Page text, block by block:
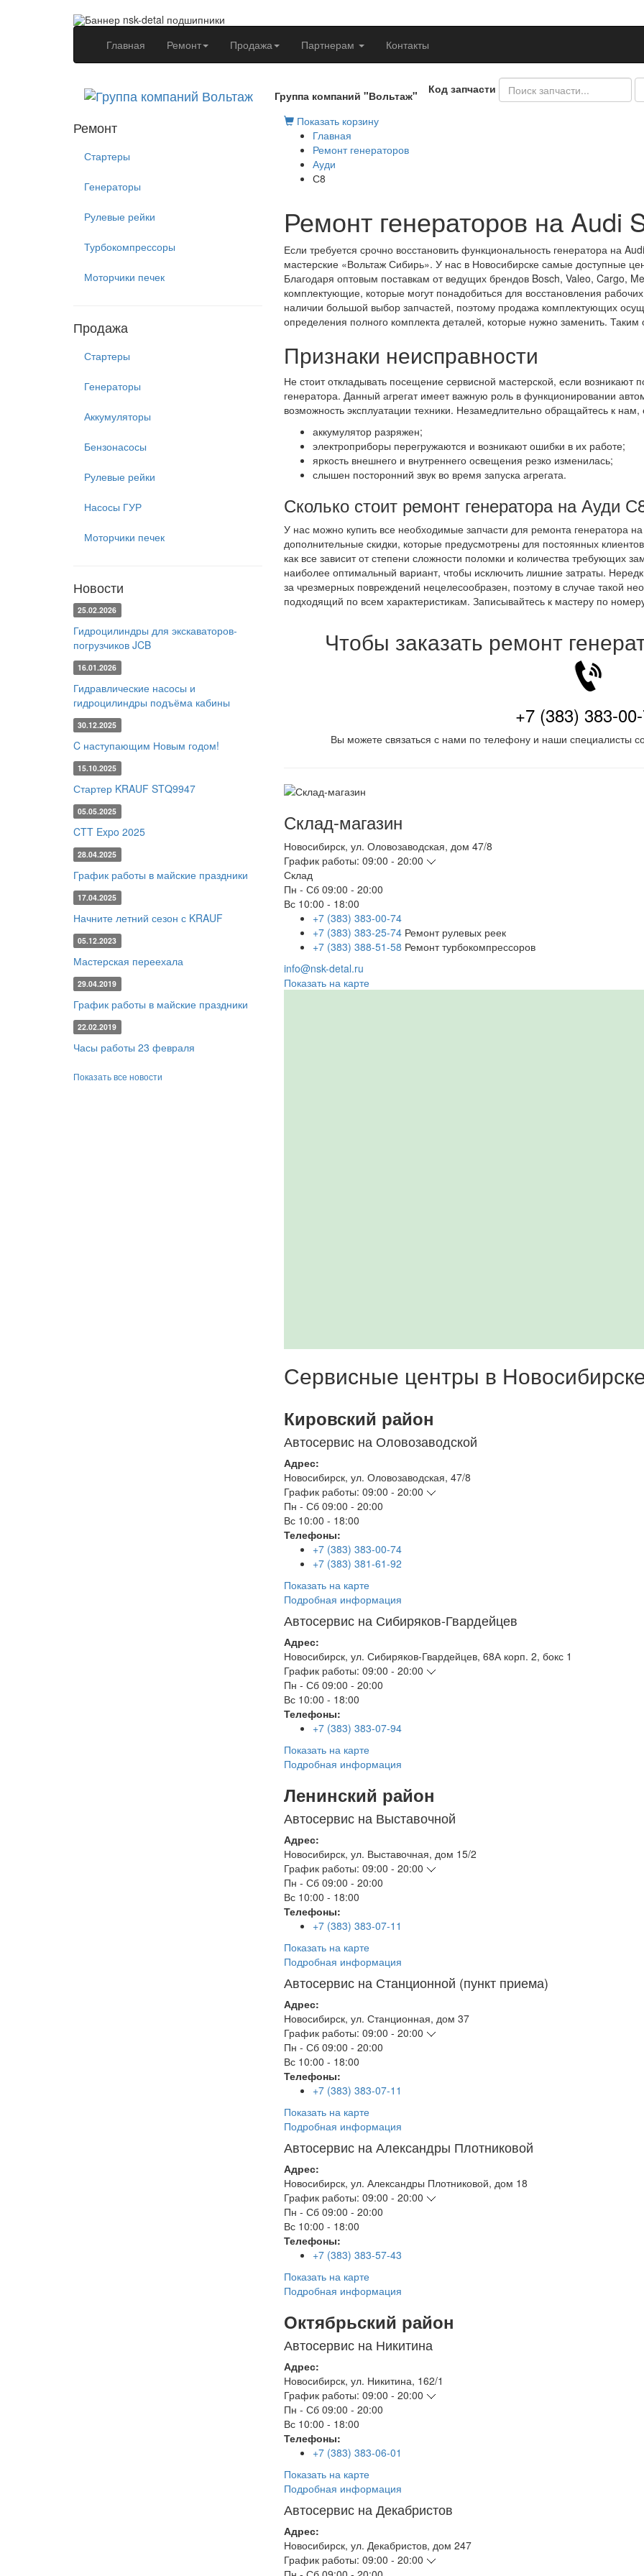
Главная (current)Ремонт Продажа Партнерам Контакты
Группа компаний "Вольтаж"
Код запчасти
Ремонт
Стартеры
Генераторы
Рулевые рейки
Турбокомпрессоры
Моторчики печек
Продажа
Стартеры
Генераторы
Аккумуляторы
Бензонасосы
Рулевые рейки
Насосы ГУР
Моторчики печек
Новости
25.02.2026
Гидроцилиндры для экскаваторов-
погрузчиков JCB
16.01.2026
Гидравлические насосы и
гидроцилиндры подъёма кабины
30.12.2025
C наступающим Новым годом!
15.10.2025
Стартер KRAUF STQ9947
05.05.2025
CTT Expo 2025
28.04.2025
График работы в майские праздники
17.04.2025
Начните летний сезон с KRAUF
05.12.2023
Мастерская переехала
29.04.2019
График работы в майские праздники
22.02.2019
Часы работы 23 февраля
Показать все новости
Показать корзину
Главная
Ремонт генераторов
Ауди
С8
Ремонт генераторов на Audi
Если требуется срочно восстановить функциональность генератора на
мастерские «Вольтаж Сибирь». У нас в Новосибирске самые доступные
Благодаря оптовым поставкам от ведущих брендов Bosch, Valeo, Cargo,
комплектующие, которые могут понадобиться для восстановления
наличии большой выбор запчастей, поэтому продажа комплектующих
определения полного комплекта деталей, которые нужно заменить.
Признаки неисправности
Не стоит откладывать посещение сервисной мастерской, если возникают
генератора. Данный агрегат имеет важную роль в функционировании
возможность эксплуатации техники. Незамедлительно обращайтесь к нам,
аккумулятор разряжен;
электроприборы перегружаются и возникают ошибки в их работе;
яркость внешнего и внутреннего освещения резко изменилась;
слышен посторонний звук во время запуска агрегата.
Сколько стоит ремонт генератора на Ауди
У нас можно купить все необходимые запчасти для ремонта генератора
дополнительные скидки, которые предусмотрены для постоянных
как все зависит от степени сложности поломки и количества требующих
наиболее оптимальный вариант, чтобы исключить лишние затраты.
за чрезмерных повреждений нецелесообразен, поэтому в случае такой
подходящий по всем характеристикам. Записывайтесь к мастеру по
Чтобы заказать ремонт
+7 (383) 383-
Вы можете связаться с нами по телефону и наши специалисты
Склад-магазин
Новосибирск, ул. Оловозаводская, дом 47/8
График работы: 09:00 - 20:00
Склад
Пн - Сб 09:00 - 20:00
Вс 10:00 - 18:00
+7 (383) 383-00-74
+7 (383) 383-25-74 Ремонт рулевых реек
+7 (383) 388-51-58 Ремонт турбокомпрессоров
info@nsk-detal.ru
Показать на карте
Сервисные центры в
Кировский район
Автосервис на Оловозаводской
Адрес:
Новосибирск, ул. Оловозаводская, 47/8
График работы: 09:00 - 20:00
Пн - Сб 09:00 - 20:00
Вс 10:00 - 18:00
Телефоны:
+7 (383) 383-00-74
+7 (383) 381-61-92
Показать на карте
Подробная информация
Автосервис на Сибиряков-Гвардейцев
Адрес:
Новосибирск, ул. Сибиряков-Гвардейцев, 68А корп. 2, бокс 1
График работы: 09:00 - 20:00
Пн - Сб 09:00 - 20:00
Вс 10:00 - 18:00
Телефоны:
+7 (383) 383-07-94
Показать на карте
Подробная информация
Ленинский район
Автосервис на Выставочной
Адрес:
Новосибирск, ул. Выставочная, дом 15/2
График работы: 09:00 - 20:00
Пн - Сб 09:00 - 20:00
Вс 10:00 - 18:00
Телефоны:
+7 (383) 383-07-11
Показать на карте
Подробная информация
Автосервис на Станционной (пункт приема)
Адрес:
Новосибирск, ул. Станционная, дом 37
График работы: 09:00 - 20:00
Пн - Сб 09:00 - 20:00
Вс 10:00 - 18:00
Телефоны:
+7 (383) 383-07-11
Показать на карте
Подробная информация
Автосервис на Александры Плотниковой
Адрес:
Новосибирск, ул. Александры Плотниковой, дом 18
График работы: 09:00 - 20:00
Пн - Сб 09:00 - 20:00
Вс 10:00 - 18:00
Телефоны:
+7 (383) 383-57-43
Показать на карте
Подробная информация
Октябрьский район
Автосервис на Никитина
Адрес:
Новосибирск, ул. Никитина, 162/1
График работы: 09:00 - 20:00
Пн - Сб 09:00 - 20:00
Вс 10:00 - 18:00
Телефоны:
+7 (383) 383-06-01
Показать на карте
Подробная информация
Автосервис на Декабристов
Адрес:
Новосибирск, ул. Декабристов, дом 247
График работы: 09:00 - 20:00